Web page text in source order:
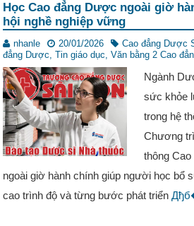
Học Cao đẳng Dược ngoài giờ
hội nghề nghiệp vững
nhanle 20/01/2026 Cao đẳng Dược
đẳng Dược,Tin giáo dục,Văn bằng 2 Cao
Ngành
sức khỏe
trong hệ
Chương
thông
ngoài giờ hành chính giúp người học bổ
cao trình độ và từng bước phát triển